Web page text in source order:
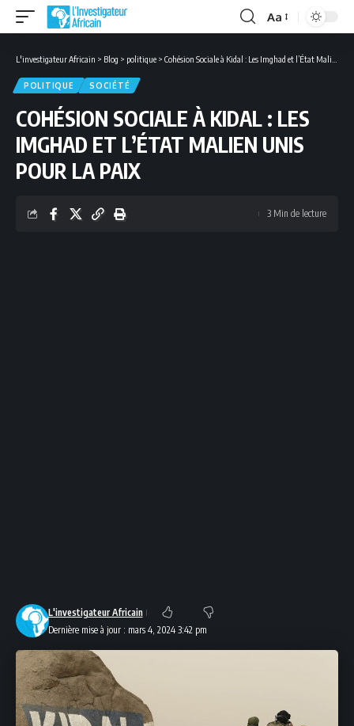
Font
Aa
L'investigateur Africain > Blog > politique > Cohésion Sociale à Kidal : Les Imghad et l’État Malien unis pour la paix
POLITIQUE SOCIÉTÉ
COHÉSION SOCIALE À KIDAL : LES
IMGHAD ET L’ÉTAT MALIEN UNIS
POUR LA PAIX
Dernière mise à jour : mars 4, 2024 3:42 pm
L'investigateur Africain
3 Min de lecture